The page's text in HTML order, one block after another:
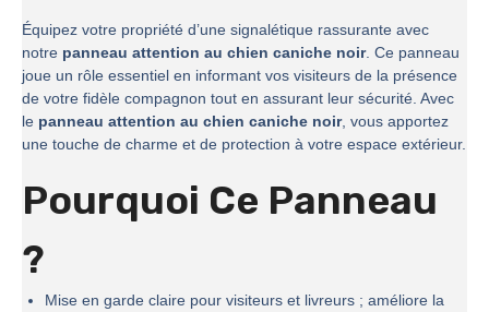
Équipez votre propriété d’une signalétique rassurante avec
notre panneau attention au chien caniche noir. Ce panneau
joue un rôle essentiel en informant vos visiteurs de la présence
de votre fidèle compagnon tout en assurant leur sécurité. Avec
le panneau attention au chien caniche noir, vous apportez
une touche de charme et de protection à votre espace extérieur.
Pourquoi Ce Panneau
?
Mise en garde claire pour visiteurs et livreurs ; améliore la